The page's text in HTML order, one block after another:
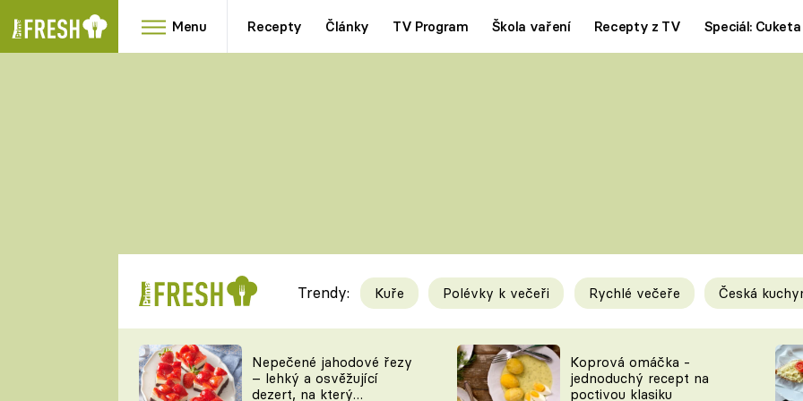
Menu Recepty Články TV Program Škola vaření Recepty z TV Speciál: Cuketa
RYCHLOVKY
Videorecepty
TEĎ VAŘÍ ŠÉF!
Tipy a triky
KAM ZA JÍDLEM
Trendy: Kuře Polévky k večeři Rychlé večeře Česká
Nepečené jahodové řezy
– lehký a osvěžující
dezert, na který
Koprová omáčka -
jednoduchý recept na
poctivou klasiku